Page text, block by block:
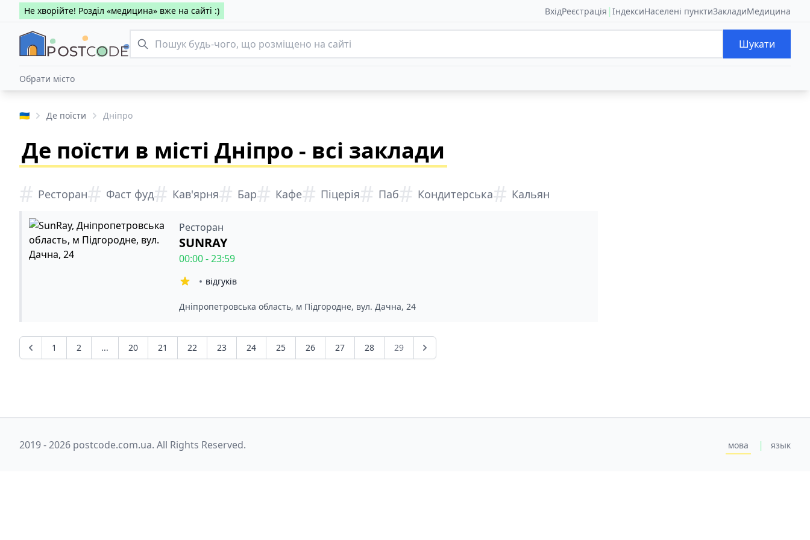
Не хворійте! Розділ «медицина» вже на сайті :) ВхідРеєстрація | ІндексиНаселені пунктиЗакладиМедицина
Шукати
Обрати місто
🇺🇦 Де поїсти Дніпро
Де поїсти в місті Дніпро - всі заклади
# Ресторан# Фаст фуд# Кав'ярня# Бар# Кафе# Піцерія# Паб# Кондитерська# Кальян
Ресторан
SUNRAY
00:00 - 23:59
відгуків
Дніпропетровська область, м Підгородне, вул. Дачна, 24
1 2 ... 20 21 22 23 24 25 26 27 28 29
2019 - 2026 postcode.com.ua. All Rights Reserved. мова | язык